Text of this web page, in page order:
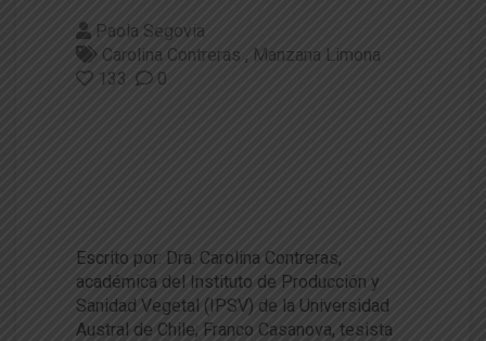
Paola Segovia
Carolina Contreras
Manzana Limona
133
0
Escrito por: Dra. Carolina Contreras,
académica del Instituto de Producción y
Sanidad Vegetal (IPSV) de la Universidad
Austral de Chile; Franco Casanova, tesista